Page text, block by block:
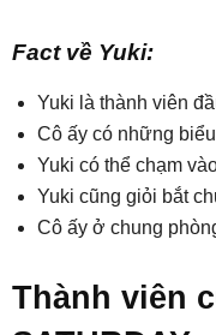
Fact về Yuki:
Yuki là thành viên
Cô ấy có những
Yuki có thể chạm
Yuki cũng giỏi bắt
Cô ấy ở chung
Thành viên